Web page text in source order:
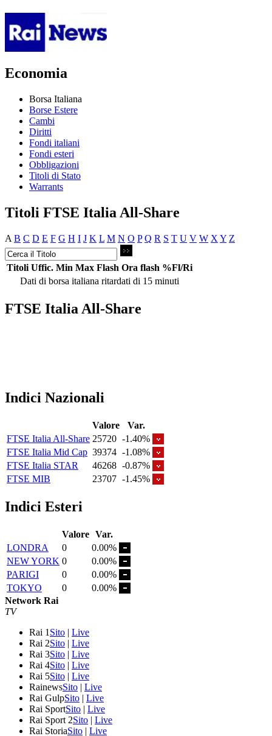
Economia
Borsa Italiana
Borse Estere
Cambi
Diritti
Fondi italiani
Fondi esteri
Obbligazioni
Titoli di Stato
Warrants
Titoli FTSE Italia All-Share
A B C D E F G H I J K L M N O P Q R S T U V W X Y Z
Titoli Uffic. Min Max Flash Ora flash %Fl/Ri
Dati di borsa italiana ritardati di 15 minuti
FTSE Italia All-Share
Indici Nazionali
Valore
Var.
FTSE Italia All-Share 25720 -1.40%
FTSE Italia Mid Cap 39374 -1.08%
FTSE Italia STAR
46268 -0.87%
FTSE MIB
23707 -1.45%
Indici Esteri
Valore Var.
LONDRA
0
0.00%
NEW YORK 0
0.00%
PARIGI
0
0.00%
TOKYO
0
0.00%
Network Rai
TV
Rai 1 Sito | Live
Rai 2Sito | Live
Rai 3Sito | Live
Rai 4Sito | Live
Rai 5Sito | Live
RainewsSito | Live
Rai GulpSito | Live
Rai SportSito | Live
Rai Sport 2Sito | Live
Rai StoriaSito | Live